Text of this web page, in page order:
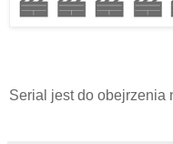
Serial jest do obejrzenia